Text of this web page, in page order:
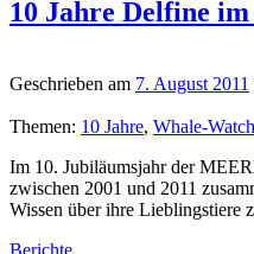
10 Jahre Delfine
Geschrieben am 7. August 2011
Themen: 10 Jahre, Whale-
Im 10. Jubiläumsjahr der
zwischen 2001 und 2011
Wissen über ihre Lieblingstiere
Berichte